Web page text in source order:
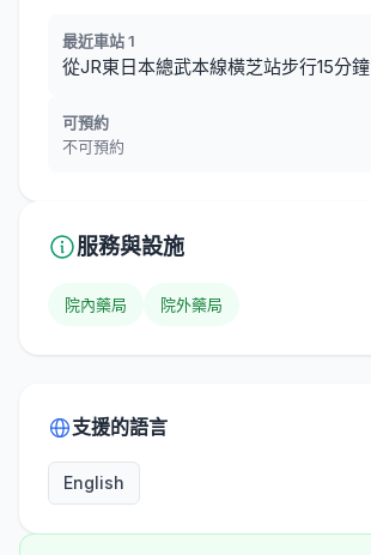
最近車站 1
從JR東日本總武本線橫芝站步行15分鐘
可預約
不可預約
服務與設施
院內藥局 院外藥局
支援的語言
English